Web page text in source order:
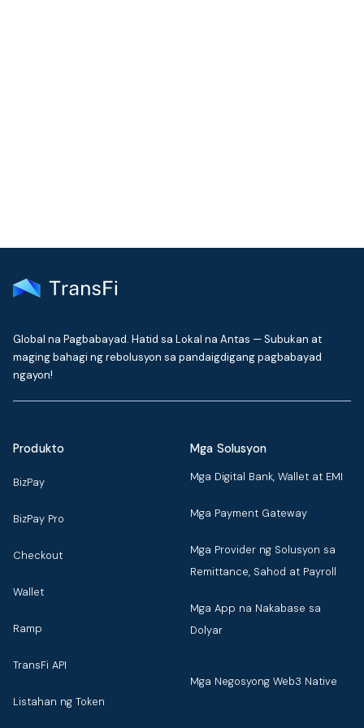
Global na Pagbabayad. Hatid sa Lokal na Antas — Subukan at
maging bahagi ng rebolusyon sa pandaigdigang pagbabayad
ngayon!
Produkto
BizPay
BizPay Pro
Checkout
Wallet
Ramp
TransFi API
Listahan ng Token
Mga Solusyon
Mga Digital Bank, Wallet at EMI
Mga Payment Gateway
Mga Provider ng Solusyon sa
Remittance, Sahod at Payroll
Mga App na Nakabase sa
Dolyar
Mga Negosyong Web3 Native